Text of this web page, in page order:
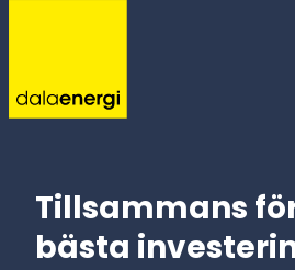
Tillsammans
bästa